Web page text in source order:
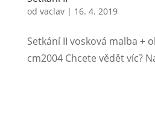
od vaclav| 16. 4. 2019
Setkání II vosková malba +
cm2004 Chcete vědět víc?